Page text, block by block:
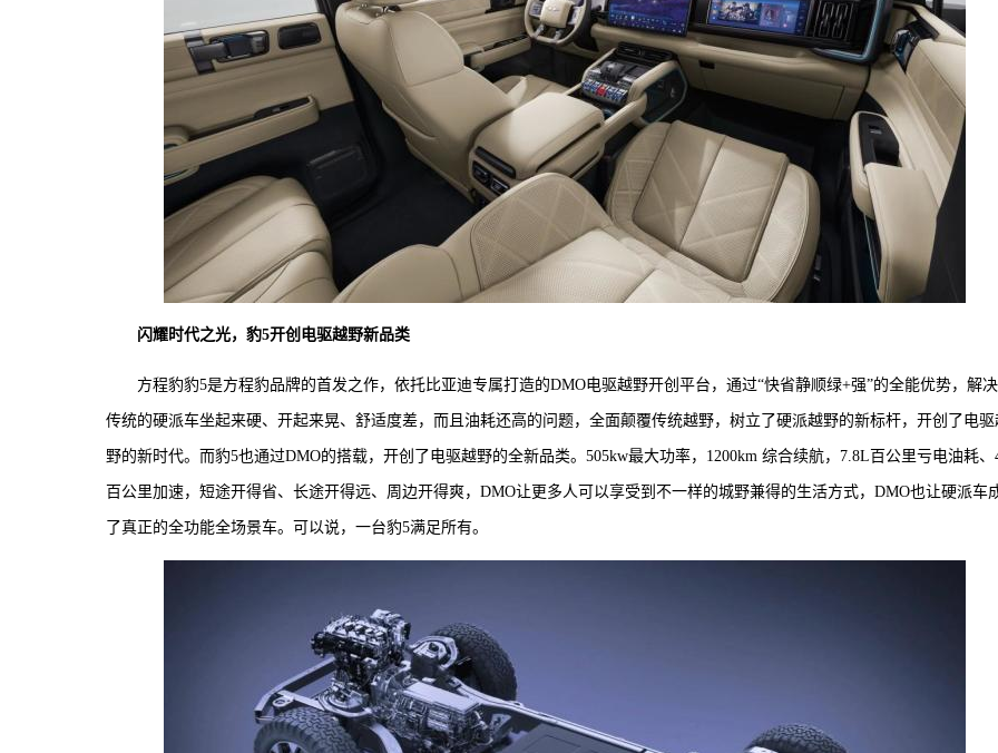
闪耀时代之光，豹5开创电驱越野新品类
方程豹豹5是方程豹品牌的首发之作，依托比亚迪专属打造的DMO电驱越野开创平台，通过“快省静顺绿+强”的全能优势，解
传统的硬派车坐起来硬、开起来晃、舒适度差，而且油耗还高的问题，全面颠覆传统越野，树立了硬派越野的新标杆，开创了电驱
野的新时代。而豹5也通过DMO的搭载，开创了电驱越野的全新品类。505kw最大功率，1200km 综合续航，7.8L百公里亏电油耗、
百公里加速，短途开得省、长途开得远、周边开得爽，DMO让更多人可以享受到不一样的城野兼得的生活方式，DMO也让硬派车
了真正的全功能全场景车。可以说，一台豹5满足所有。